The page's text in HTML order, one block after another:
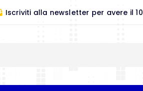
Iscriviti alla newsletter per avere il